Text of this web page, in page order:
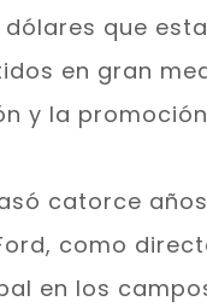
que
en gran
y la
catorce
como
en los